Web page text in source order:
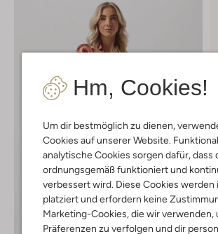
Hm, Cookies!
Um dir bestmöglich zu dienen,
Cookies auf unserer Website.
analytische Cookies sorgen dafür, dass
ordnungsgemäß funktioniert und
verbessert wird. Diese Cookies werden
platziert und erfordern keine
Marketing-Cookies, die wir verwenden,
Präferenzen zu verfolgen und dir